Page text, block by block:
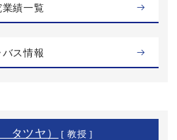
業績一覧
バス情報
ツヤ） [ 教授 ]